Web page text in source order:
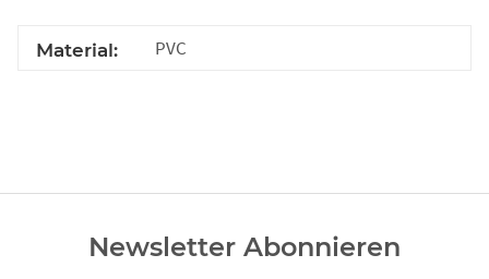
Material: PVC
Newsletter Abonnieren